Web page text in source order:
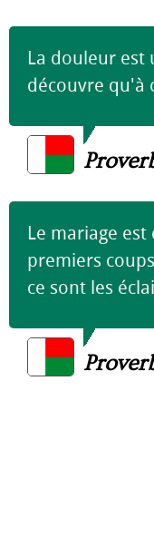
La douleur est
découvre qu'à
Le mariage
premiers
ce sont les